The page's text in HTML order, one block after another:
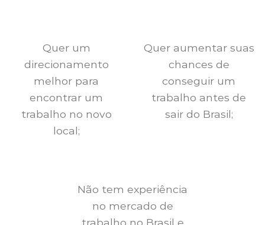
Quer um
direcionamento
melhor para
encontrar um
trabalho no novo
local;
Quer aumentar suas
chances de
conseguir um
trabalho antes de
sair do Brasil;
Não tem experiência
no mercado de
trabalho no Brasil e